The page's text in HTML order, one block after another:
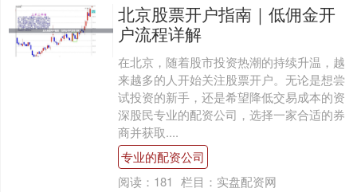
北京股票开户指南｜低佣金开
户流程详解
在北京，随着股市投资热潮的持续升温，越
来越多的人开始关注股票开户。无论是想尝
试投资的新手，还是希望降低交易成本的资
深股民专业的配资公司，选择一家合适的券
商并获取....
专业的配资公司
阅读： 181 栏目： 实盘配资网